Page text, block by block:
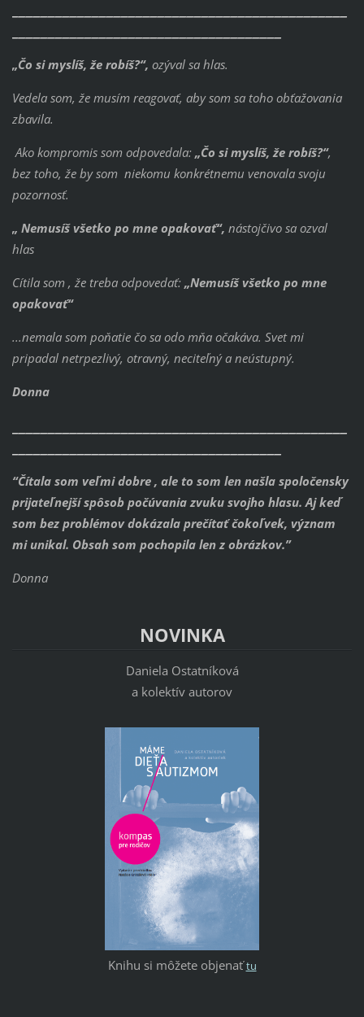
„Čo si myslíš, že robíš?“, ozýval sa hlas.
Vedela som, že musím reagovať, aby som sa toho obťažovania
zbavila.
Ako kompromis som odpovedala: „Čo si myslíš, že robíš?“,
bez toho, že by som niekomu konkrétnemu venovala svoju
pozornosť.
„ Nemusíš všetko po mne opakovať“, nástojčivo sa ozval
hlas
Cítila som , že treba odpovedať: „Nemusíš všetko po mne
opakovať“
...nemala som poňatie čo sa odo mňa očakáva. Svet mi
pripadal netrpezlivý, otravný, neciteľný a neústupný.
Donna
“Čítala som veľmi dobre , ale to som len našla spoločensky
prijateľnejší spôsob počúvania zvuku svojho hlasu.Aj keď
som bez problémov dokázala prečítať čokoľvek, význam
mi unikal. Obsah som pochopila len z obrázkov.”
Donna
NOVINKA
Daniela Ostatníková
a kolektív autorov
Knihu si môžete objenaťtu